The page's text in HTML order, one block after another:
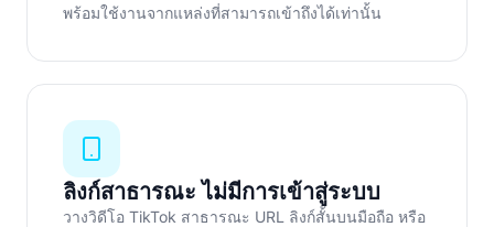
พร้อมใช้งานจากแหล่งที่สามารถเข้าถึงได้เท่านั้น
ลิงก์สาธารณะ ไม่มีการเข้าสู่ระบบ
วางวิดีโอ TikTok สาธารณะ URL ลิงก์สั้นบนมือถือ หรือ